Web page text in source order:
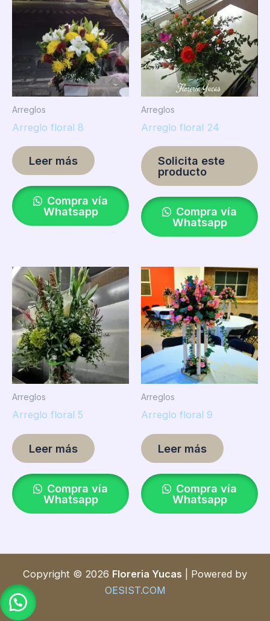
Arreglos
Arreglo floral 8
Leer más
Compra vía
Whatsapp
Arreglos
Arreglo floral 24
Solicita este
producto
Compra vía
Whatsapp
Arreglos
Arreglo floral 5
Leer más
Compra vía
Whatsapp
Arreglos
Arreglo floral 9
Leer más
Compra vía
Whatsapp
Copyright © 2026 Floreria Yucas | Powered by
OESIST.COM